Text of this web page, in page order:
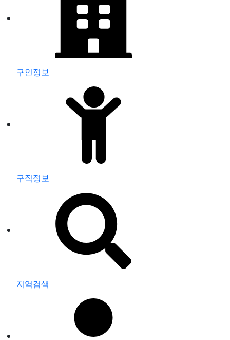
구인정보
구직정보
지역검색